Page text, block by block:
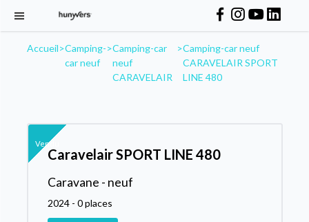
Accueil>Camping-
car neuf
>Camping-car
neuf
CARAVELAIR
>Camping-car neuf
CARAVELAIR SPORT
LINE 480
Vendu
Caravelair SPORT LINE 480
Caravane - neuf
2024 - 0 places